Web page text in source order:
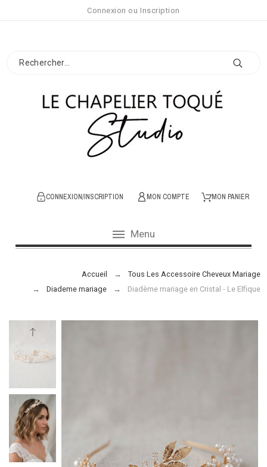
Connexion ou Inscription
CONNEXION/INSCRIPTION MON COMPTE MON PANIER
Menu
Accueil
Tous Les Accessoire Cheveux Mariage
Diademe mariage
Diadème mariage en Cristal - Le Elfique